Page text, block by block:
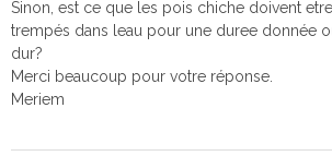
Sinon, est ce que les pois chiche doivent
trempés dans leau pour une duree donnée
dur?
Merci beaucoup pour votre réponse.
Meriem